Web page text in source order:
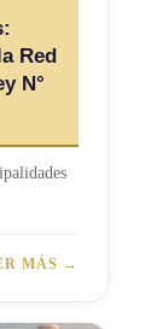
Red
N°
MÁS →